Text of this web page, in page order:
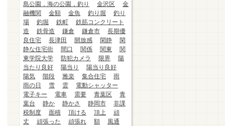
島公園，海の公園，釣り
金沢区
金
融機関
金額 金魚 釣り堀
釣り
場
釣堀 鉄町
鉄筋コンクリート
造
鉄骨造 鎌倉 鎌倉市
長期優
良住宅
長津田 開放感 閑静
閑
静な住宅街
間口 関係 関東
関
東学院大学
防犯カメラ 限界
陽
当たり良好
陽当り
陽当り良好
陽気
階段 雅楽 集合住宅
雨
雨の日
雪 雲
電動シャッター
電子キー
電車 需要 青葉区
青
葉台
静か 静かさ 静岡市
非課
税制度
面積 頂ける 頂上
頑
丈
頑張った 頑張れ 額
風通